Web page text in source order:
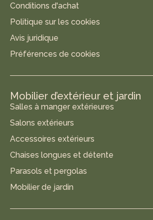
Conditions d'achat
Politique sur les cookies
Avis juridique
Préférences de cookies
Mobilier d’extérieur et jardin
Salles à manger extérieures
Salons extérieurs
Accessoires extérieurs
Chaises longues et détente
Parasols et pergolas
Mobilier de jardin